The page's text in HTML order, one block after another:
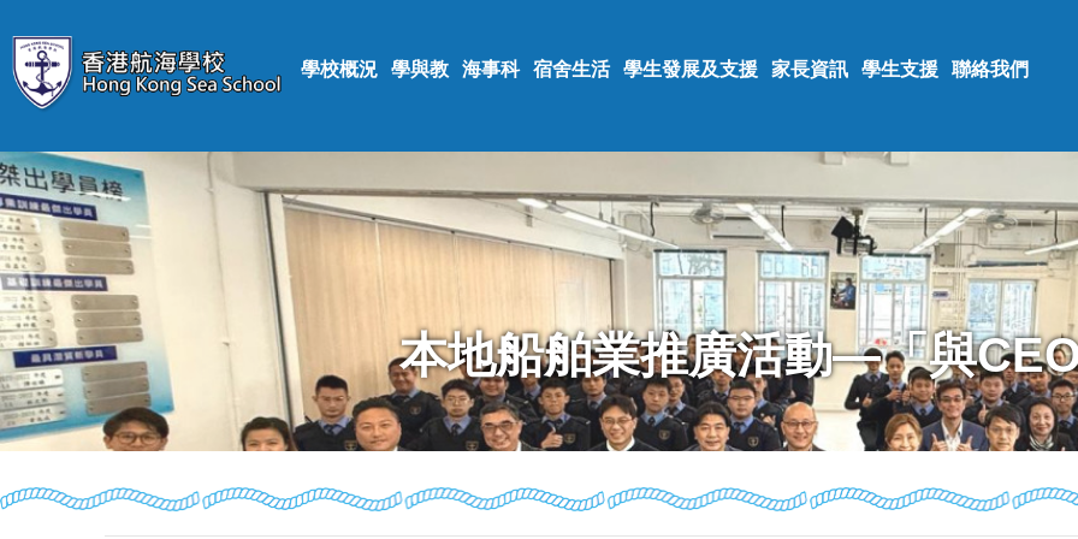
學校概況 學與教 海事科 宿舍生活 學生發展及支援 家長資訊 學生支援 聯絡我們
本地船舶業推廣活動—「與